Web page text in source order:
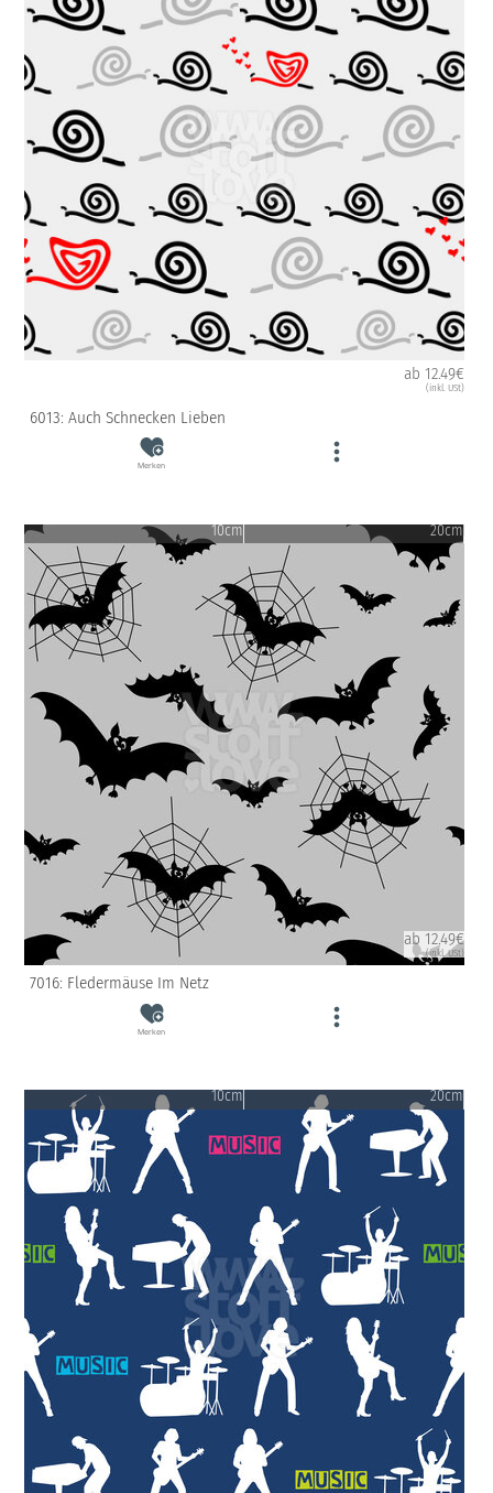
ab 12.49€
(inkl. USt)
6013: Auch Schnecken Lieben
Merken
10cm 20cm
ab 12.49€
(inkl. USt)
7016: Fledermäuse Im Netz
Merken
10cm 20cm